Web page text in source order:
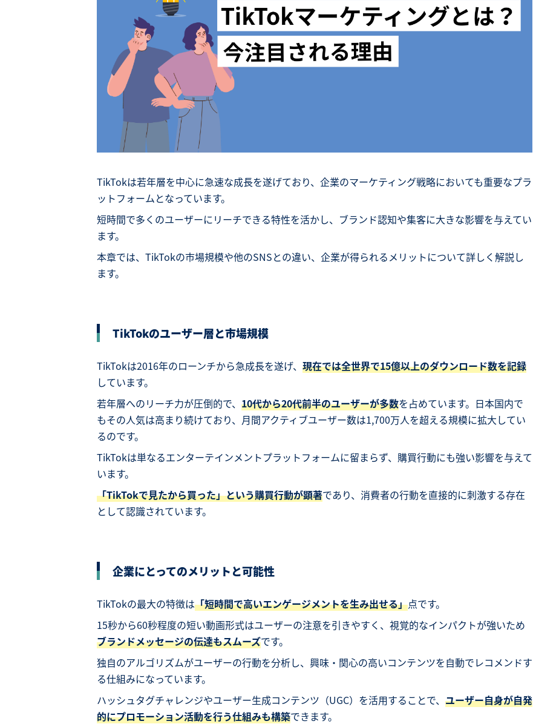
TikTokは若年層を中心に急速な成長を遂げており、企業のマーケティング戦略においても重要なプラ
ットフォームとなっています。
短時間で多くのユーザーにリーチできる特性を活かし、ブランド認知や集客に大きな影響を与えてい
ます。
本章では、TikTokの市場規模や他のSNSとの違い、企業が得られるメリットについて詳しく解説し
ます。
TikTokのユーザー層と市場規模
TikTokは2016年のローンチから急成長を遂げ、 現在では全世界で15億以上のダウンロード数を記録
しています。
若年層へのリーチ力が圧倒的で、 10代から20代前半のユーザーが多数を占めています。日本国内で
もその人気は高まり続けており、月間アクティブユーザー数は1,700万人を超える規模に拡大してい
るのです。
TikTokは単なるエンターテインメントプラットフォームに留まらず、購買行動にも強い影響を与えて
います。
「TikTokで見たから買った」という購買行動が顕著であり、消費者の行動を直接的に刺激する存在
として認識されています。
企業にとってのメリットと可能性
TikTokの最大の特徴は「短時間で高いエンゲージメントを生み出せる」点です。
15秒から60秒程度の短い動画形式はユーザーの注意を引きやすく、視覚的なインパクトが強いため
ブランドメッセージの伝達もスムーズです。
独自のアルゴリズムがユーザーの行動を分析し、興味・関心の高いコンテンツを自動でレコメンドす
る仕組みになっています。
ハッシュタグチャレンジやユーザー生成コンテンツ（UGC）を活用することで、 ユーザー自身が自発
的にプロモーション活動を行う仕組みも構築できます。